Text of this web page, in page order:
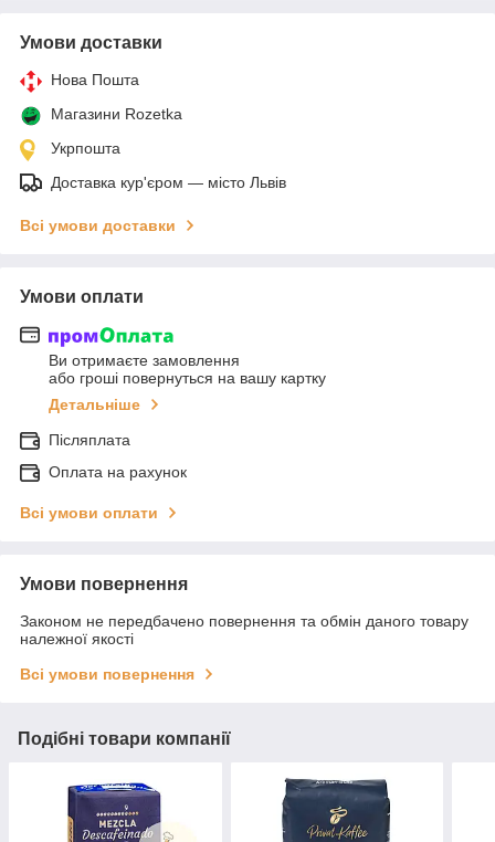
Умови доставки
Нова Пошта
Магазини Rozetka
Укрпошта
Доставка кур'єром — місто Львів
Всі умови доставки
Умови оплати
Ви отримаєте замовлення
або гроші повернуться на вашу картку
Детальніше
Післяплата
Оплата на рахунок
Всі умови оплати
Умови повернення
Законом не передбачено повернення та обмін даного товару
належної якості
Всі умови повернення
Подібні товари компанії